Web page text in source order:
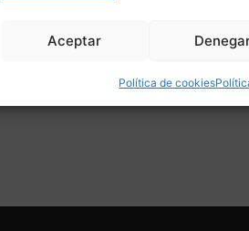
Aceptar
Política de cookies